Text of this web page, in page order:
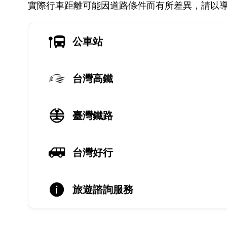
實際行車距離可能因道路條件而有所差異，請以
公車站
台灣高鐵
臺灣鐵路
台灣好行
旅遊諮詢服務